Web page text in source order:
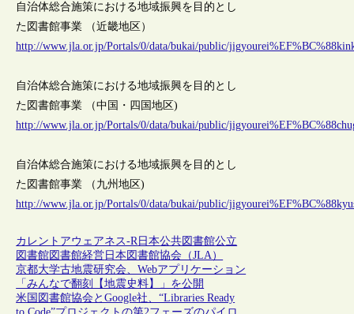
自治体総合施策における地域振興を目的とし
た図書館事業 （近畿地区）
http://www.jla.or.jp/Portals/0/data/bukai/public/
自治体総合施策における地域振興を目的とし
た図書館事業 （中国・四国地区)
http://www.jla.or.jp/Portals/0/data/bukai/public/
自治体総合施策における地域振興を目的とし
た図書館事業 （九州地区)
http://www.jla.or.jp/Portals/0/data/bukai/public/
カレントアウェアネス-R 日本公共図書館公立
図書館図書館経営日本図書館協会（JLA）
京都大学古地震研究会、Webアプリケーション
「みんなで翻刻【地震史料】」を公開
米国図書館協会とGoogle社、“Libraries Ready